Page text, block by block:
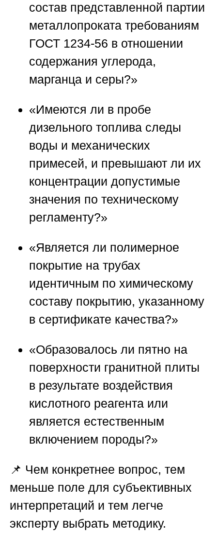
состав представленной партии
металлопроката требованиям
ГОСТ 1234-56 в отношении
содержания углерода,
марганца и серы?»
«Имеются ли в пробе
дизельного топлива следы
воды и механических
примесей, и превышают ли их
концентрации допустимые
значения по техническому
регламенту?»
«Является ли полимерное
покрытие на трубах
идентичным по химическому
составу покрытию, указанному
в сертификате качества?»
«Образовалось ли пятно на
поверхности гранитной плиты
в результате воздействия
кислотного реагента или
является естественным
включением породы?»
📌 Чем конкретнее вопрос, тем
меньше поле для субъективных
интерпретаций и тем легче
эксперту выбрать методику.